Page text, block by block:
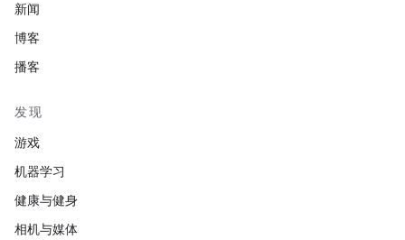
新闻
博客
播客
发现
游戏
机器学习
健康与健身
相机与媒体